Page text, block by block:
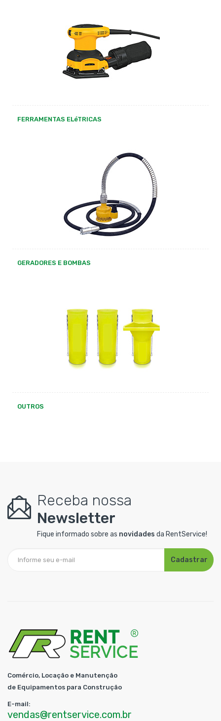
FERRAMENTAS ELéTRICAS
GERADORES E BOMBAS
OUTROS
Receba nossa
Newsletter
Fique informado sobre as novidades da RentService!
Cadastrar
Comércio, Locação e Manutenção
de Equipamentos para Construção
E-mail:
vendas@rentservice.com.br